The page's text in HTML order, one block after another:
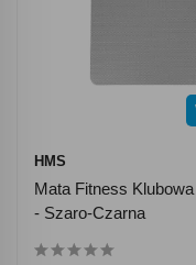
HMS
Mata Fitness
- Szaro-Czarna